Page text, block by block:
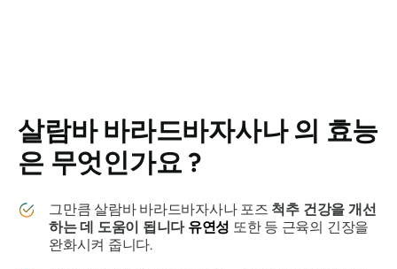
살람바 바라드바자사나의 효능
은 무엇인가요 ?
그만큼살람바 바라드바자사나포즈 척추 건강을 개선
하는 데 도움이 됩니다 유연성 또한 등 근육의 긴장을
완화시켜 줍니다.